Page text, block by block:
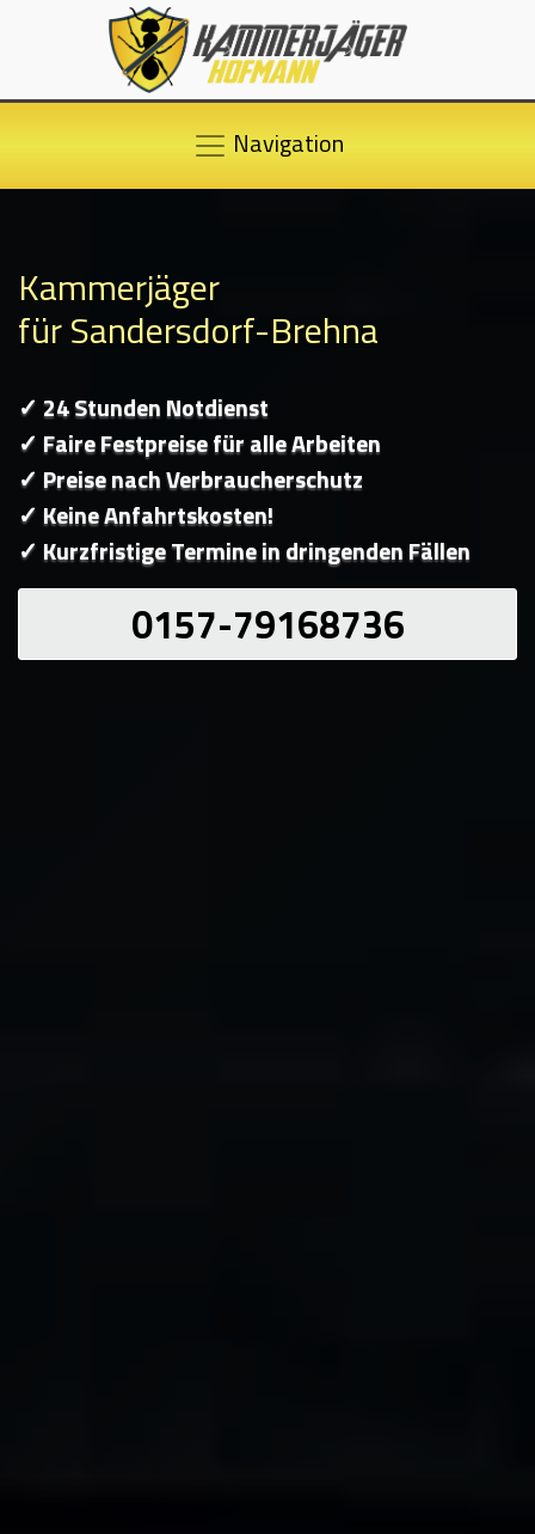
Navigation
Kammerjäger
für Sandersdorf-Brehna
✓ 24 Stunden Notdienst
✓ Faire Festpreise für alle Arbeiten
✓ Preise nach Verbraucherschutz
✓ Keine Anfahrtskosten!
✓ Kurzfristige Termine in dringenden Fällen
0157-79168736